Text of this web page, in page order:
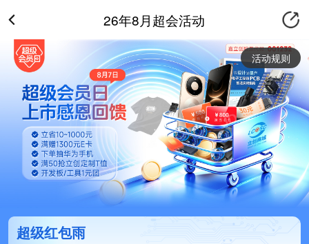
26年8月超会活动
活动规则
超级红包雨